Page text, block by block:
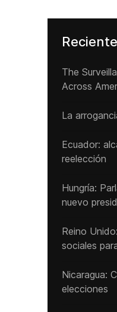
The
Across
La
Ecuador:
reelección
Hungría:
nuevo
Reino
sociales
Nicaragua:
elecciones